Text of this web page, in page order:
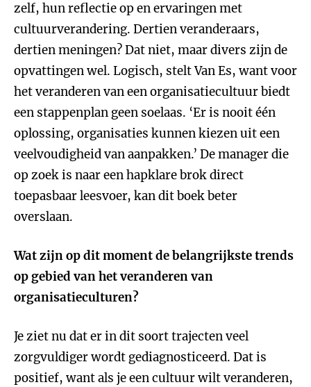
zelf, hun reflectie op en ervaringen met
cultuurverandering. Dertien veranderaars,
dertien meningen? Dat niet, maar divers zijn de
opvattingen wel. Logisch, stelt Van Es, want voor
het veranderen van een organisatiecultuur biedt
een stappenplan geen soelaas. ‘Er is nooit één
oplossing, organisaties kunnen kiezen uit een
veelvoudigheid van aanpakken.’ De manager die
op zoek is naar een hapklare brok direct
toepasbaar leesvoer, kan dit boek beter
overslaan.
Wat zijn op dit moment de belangrijkste trends
op gebied van het veranderen van
organisatieculturen?
Je ziet nu dat er in dit soort trajecten veel
zorgvuldiger wordt gediagnosticeerd. Dat is
positief, want als je een cultuur wilt veranderen,